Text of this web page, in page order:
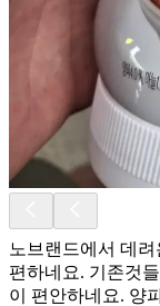
노브랜드에서 데
편하네요. 기존것
이 편안하네요. 양